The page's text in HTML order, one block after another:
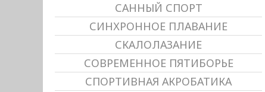
САННЫЙ СПОРТ
СИНХРОННОЕ ПЛАВАНИЕ
СКАЛОЛАЗАНИЕ
СОВРЕМЕННОЕ ПЯТИБОРЬЕ
СПОРТИВНАЯ АКРОБАТИКА